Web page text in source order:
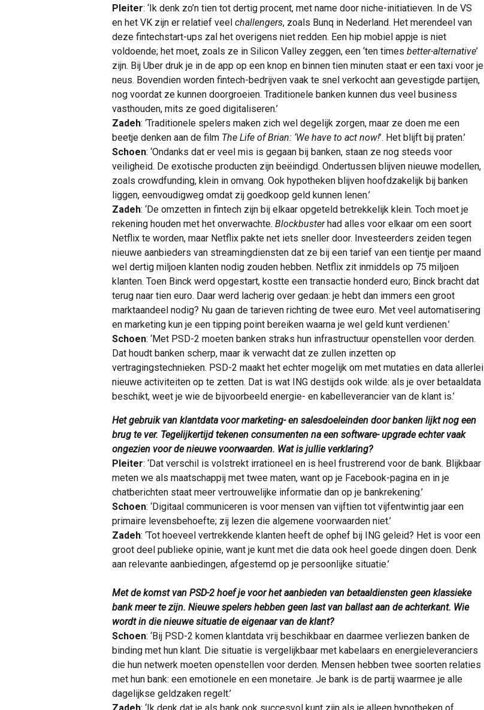
Pleiter: ‘Ik denk zo’n tien tot dertig procent, met name door niche-initiatieven. In de VS
en het VK zijn er relatief veel challengers, zoals Bunq in Nederland. Het merendeel van
deze fintechstart-ups zal het overigens niet redden. Een hip mobiel appje is niet
voldoende; het moet, zoals ze in Silicon Valley zeggen, een ‘ten times better-alternative’
zijn. Bij Uber druk je in de app op een knop en binnen tien minuten staat er een taxi voor je
neus. Bovendien worden fintech-bedrijven vaak te snel verkocht aan gevestigde partijen,
nog voordat ze kunnen doorgroeien. Traditionele banken kunnen dus veel business
vasthouden, mits ze goed digitaliseren.’
Zadeh: ‘Traditionele spelers maken zich wel degelijk zorgen, maar ze doen me een
beetje denken aan de film The Life of Brian: ‘We have to act now!’. Het blijft bij praten.’
Schoen: ‘Ondanks dat er veel mis is gegaan bij banken, staan ze nog steeds voor
veiligheid. De exotische producten zijn beëindigd. Ondertussen blijven nieuwe modellen,
zoals crowdfunding, klein in omvang. Ook hypotheken blijven hoofdzakelijk bij banken
liggen, eenvoudigweg omdat zij goedkoop geld kunnen lenen.’
Zadeh: ‘De omzetten in fintech zijn bij elkaar opgeteld betrekkelijk klein. Toch moet je
rekening houden met het onverwachte. Blockbusterhad alles voor elkaar om een soort
Netflix te worden, maar Netflix pakte net iets sneller door. Investeerders zeiden tegen
nieuwe aanbieders van streamingdiensten dat ze bij een tarief van een tientje per maand
wel dertig miljoen klanten nodig zouden hebben. Netflix zit inmiddels op 75 miljoen
klanten. Toen Binck werd opgestart, kostte een transactie honderd euro; Binck bracht dat
terug naar tien euro. Daar werd lacherig over gedaan: je hebt dan immers een groot
marktaandeel nodig? Nu gaan de tarieven richting de twee euro. Met veel automatisering
en marketing kun je een tipping point bereiken waarna je wel geld kunt verdienen.’
Schoen: ‘Met PSD-2 moeten banken straks hun infrastructuur openstellen voor derden.
Dat houdt banken scherp, maar ik verwacht dat ze zullen inzetten op
vertragingstechnieken. PSD-2 maakt het echter mogelijk om met mutaties en data allerlei
nieuwe activiteiten op te zetten. Dat is wat ING destijds ook wilde: als je over betaaldata
beschikt, weet je wie de bijvoorbeeld energie- en kabelleverancier van de klant is.’
Het gebruik van klantdata voor marketing- en salesdoeleinden door banken lijkt nog een
brug te ver. Tegelijkertijd tekenen consumenten na een software- upgrade echter vaak
ongezien voor de nieuwe voorwaarden. Wat is jullie verklaring?
Pleiter: ‘Dat verschil is volstrekt irrationeel en is heel frustrerend voor de bank. Blijkbaar
meten we als maatschappij met twee maten, want op je Facebook-pagina en in je
chatberichten staat meer vertrouwelijke informatie dan op je bankrekening.’
Schoen: ‘Digitaal communiceren is voor mensen van vijftien tot vijfentwintig jaar een
primaire levensbehoefte; zij lezen die algemene voorwaarden niet.’
Zadeh: ‘Tot hoeveel vertrekkende klanten heeft de ophef bij ING geleid? Het is voor een
groot deel publieke opinie, want je kunt met die data ook heel goede dingen doen. Denk
aan relevante aanbiedingen, afgestemd op je persoonlijke situatie.’
Met de komst van PSD-2 hoef je voor het aanbieden van betaaldiensten geen klassieke
bank meer te zijn. Nieuwe spelers hebben geen last van ballast aan de achterkant. Wie
wordt in die nieuwe situatie de eigenaar van de klant?
Schoen: ‘Bij PSD-2 komen klantdata vrij beschikbaar en daarmee verliezen banken de
binding met hun klant. Die situatie is vergelijkbaar met kabelaars en energieleveranciers
die hun netwerk moeten openstellen voor derden. Mensen hebben twee soorten relaties
met hun bank: een emotionele en een monetaire. Je bank is de partij waarmee je alle
dagelijkse geldzaken regelt.’